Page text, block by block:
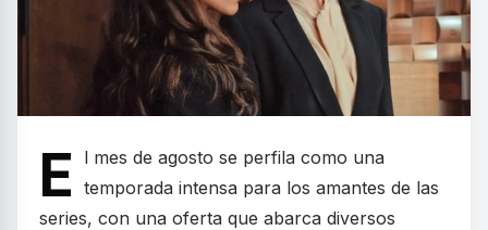
E
l mes de agosto se perfila como una
temporada intensa para los amantes de las
series, con una oferta que abarca diversos